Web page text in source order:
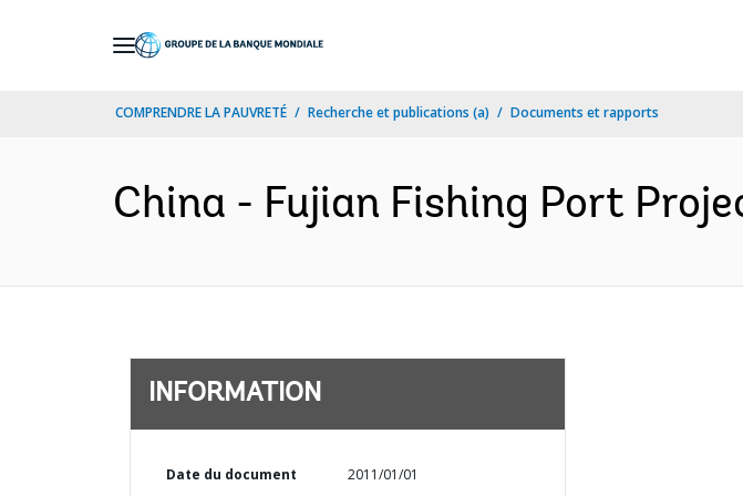
COMPRENDRE LA PAUVRETÉ Recherche et publications (a) Documents et rapports
China - Fujian Fishing Port
INFORMATION
Date du document 2011/01/01